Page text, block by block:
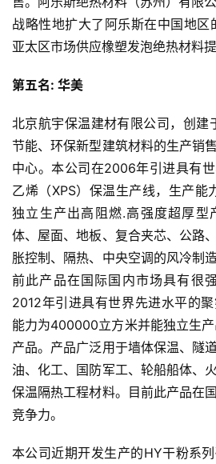
战略性地扩大了阿乐斯在中国地
亚太区市场供应橡塑发泡绝热材料
第五名: 华美
北京航宇保温建材有限公司，创
节能、环保新型建筑材料的生产销
中心。本公司在2006年引进具有
乙烯（XPS）保温生产线，生产
独立生产出高阻燃.高强度超厚型
体、屋面、地板、复合夹芯、公路
胀控制、隔热、中央空调的风冷制
前此产品在国际国内市场具有很
2012年引进具有世界先进水平的
能力为400000立方米并能独立生
产品。产品广泛用于墙体保温、隧
油、化工、国防军工、轮船船体、
保温隔热工程材料。目前此产品在
竞争力。
本公司近期开发生产的HY干粉系